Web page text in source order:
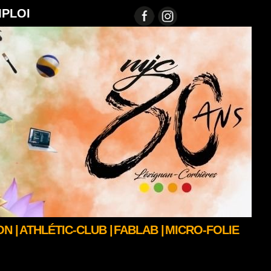
| ATHLÉTIC-CLUB | FABLAB | MICRO-FOLIE